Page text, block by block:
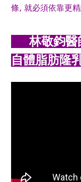
條, 就必須依靠更
林敬鈞醫
自體脂肪